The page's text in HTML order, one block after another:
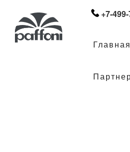
+7-499-
Главная